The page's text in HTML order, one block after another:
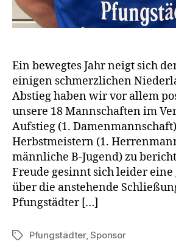
Ein bewegtes Jahr neigt sich
einigen schmerzlichen
Abstieg haben wir vor allem
unsere 18 Mannschaften im
Aufstieg (1.
Herbstmeistern (1.
männliche B-Jugend) zu
Freude gesinnt sich leider
über die anstehende
Pfungstädter […]
Schlagwörter
Pfungstädter,Sponsor